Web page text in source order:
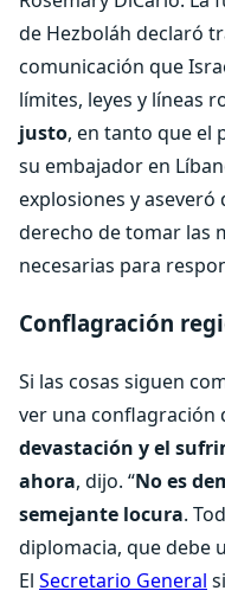
de Hezboláh declaró
comunicación que
límites, leyes y líneas
justo, en tanto que el
su embajador en
explosiones y aseveró
derecho de tomar las
necesarias para
Conflagración
Si las cosas siguen
ver una conflagración
devastación y el
ahora, dijo. “No es
semejante locura.
diplomacia, que debe
El Secretario General